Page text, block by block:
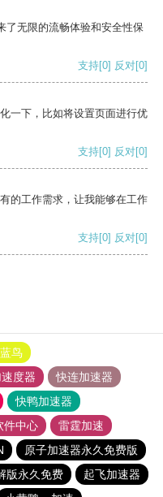
了无限的流畅体验和安全性保
支持[0] 反对[0]
一下，比如将设置页面进行优
支持[0] 反对[0]
的工作需求，让我能够在工作
支持[0] 反对[0]
鸟
度器
快连加速器
快鸭加速器
件中心
雷霆加速
原子加速器永久免费版
版永久免费
起飞加速器